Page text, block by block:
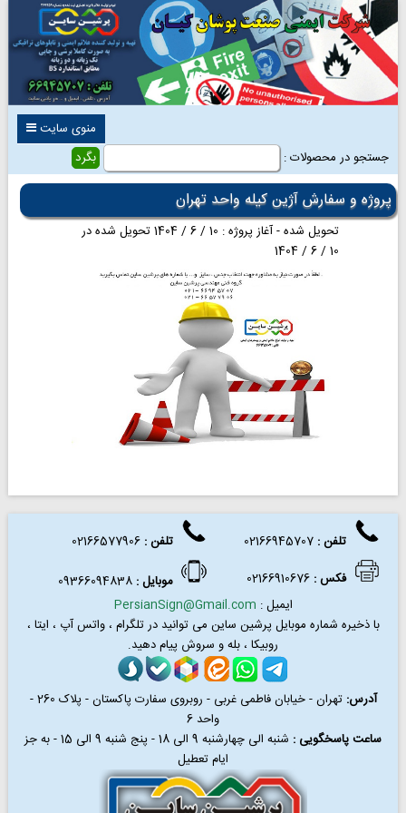
منوی سایت
جستجو در محصولات :
پروژه و سفارش آژین کیله واحد تهران
تحویل شده - آغاز پروژه : 10 / 6 / 1404 تحویل شده در
10 / 6 / 1404
تلفن : تلفن:
02166577906
فکس:
02166910676 موبایل :
ایمیل : PersianSign@Gmail.com
با ذخیره شماره موبایل پرشین ساین می توانید درتلگرام ، واتس آپ ، ایتا ،
روبیکا ، بله و سروش پیام دهید.
آدرس:
تهران - خیابان فاطمی غربی - روبروی سفارت پاکستان - پلاک 260 -
واحد 6
ساعت پاسخگویی :
شنبه الی چهارشنبه 9 الی 18 - پنج شنبه 9 الی 15 - به جز
ایام تعطیل